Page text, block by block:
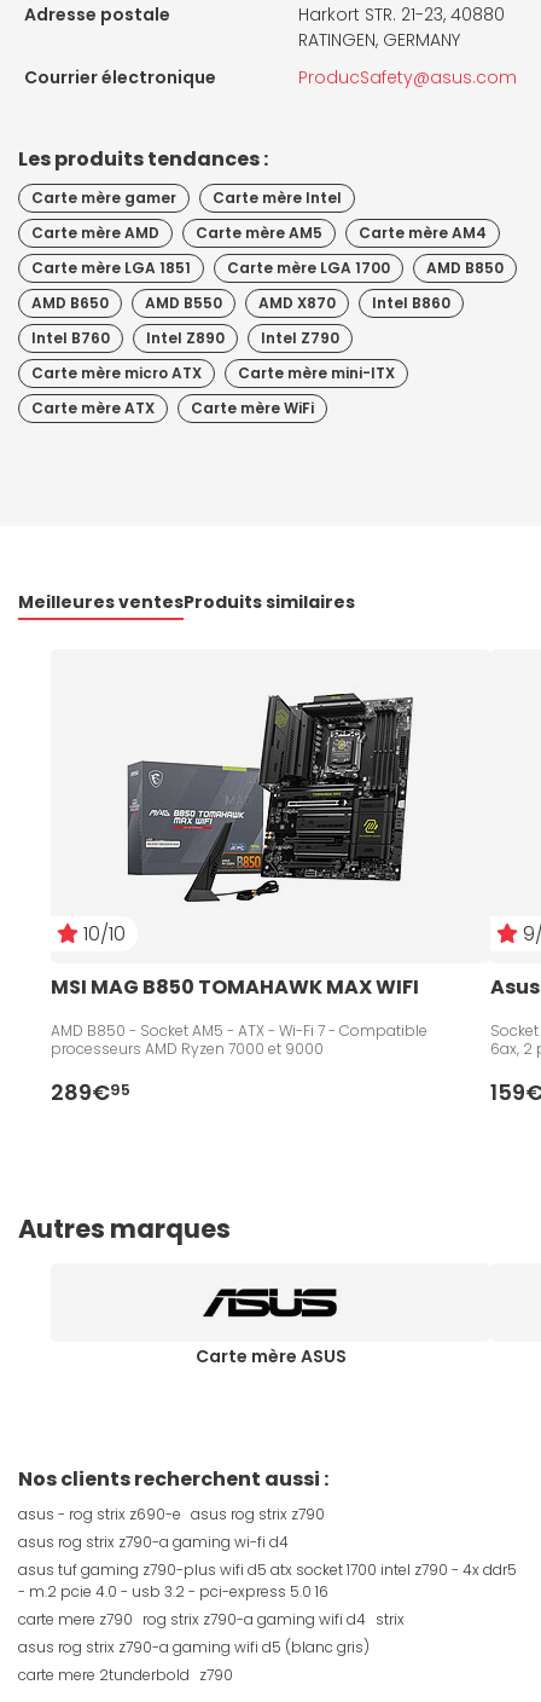
Adresse postale
Harkort STR. 21-23, 40880
RATINGEN, GERMANY
Courrier électronique
ProducSafety@asus.com
Les produits tendances :
Carte mère gamer
Carte mère Intel
Carte mère AMD
Carte mère AM5
Carte mère AM4
Carte mère LGA 1851
Carte mère LGA 1700
AMD B850
AMD B650
AMD B550 AMD X870
Intel B860
Intel B760
Intel Z890
Intel Z790
Carte mère micro ATX
Carte mère mini-ITX
Carte mère ATX
Carte mère WiFi
Meilleures ventesProduits similaires
10/10
MSI MAG B850 TOMAHAWK MAX WIFI
AMD B850 - Socket AM5 - ATX - Wi-Fi 7 - Compatible
processeurs AMD Ryzen 7000 et 9000
289€95
6ax, 2
Autres marques
Carte mère ASUS
Nos clients recherchent aussi :
asus - rog strix z690-e asus rog strix z790
asus rog strix z790-a gaming wi-fi d4
asus tuf gaming z790-plus wifi d5 atx socket 1700 intel z790 - 4x ddr5
- m.2 pcie 4.0 - usb 3.2 - pci-express 5.0 16
carte mere z790 rog strix z790-a gaming wifi d4 strix
asus rog strix z790-a gaming wifi d5 (blanc gris)
carte mere 2tunderbold z790